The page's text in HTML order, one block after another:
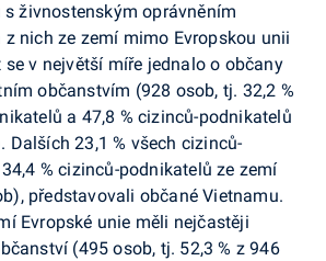
živnostenským oprávněním
nich ze zemí mimo Evropskou unii
se v největší míře jednalo o občany
občanstvím (928 osob, tj. 32,2 %
a 47,8 % cizinců-podnikatelů
Dalších 23,1 % všech cizinců-
% cizinců-podnikatelů ze zemí
představovali občané Vietnamu.
Evropské unie měli nejčastěji
(495 osob, tj. 52,3 % z 946